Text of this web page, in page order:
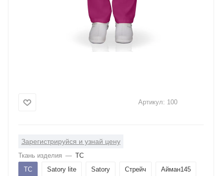
Артикул: 100
Зарегистрируйся и узнай цену
Ткань изделия — ТС
ТС
Satory lite Satory Стрейч Айман145